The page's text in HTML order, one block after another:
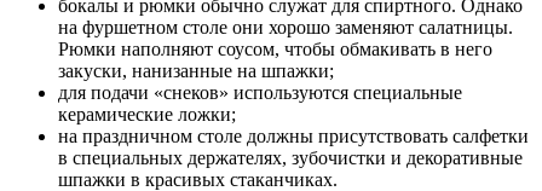
бокалы и рюмки обычно служат для спиртного. Однако
на фуршетном столе они хорошо заменяют салатницы.
Рюмки наполняют соусом, чтобы обмакивать в него
закуски, нанизанные на шпажки;
для подачи «снеков» используются специальные
керамические ложки;
на праздничном столе должны присутствовать салфетки
в специальных держателях, зубочистки и декоративные
шпажки в красивых стаканчиках.